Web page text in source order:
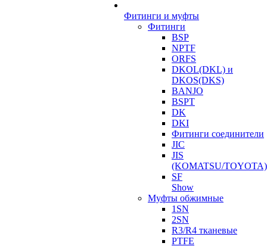
Фитинги и муфты
Фитинги
BSP
NPTF
ORFS
DKOL(DKL) и
DKOS(DKS)
BANJO
BSPT
DK
DKI
Фитинги соединители
JIC
JIS
(KOMATSU/TOYOTA)
SF
Show
Муфты обжимные
1SN
2SN
R3/R4 тканевые
PTFE